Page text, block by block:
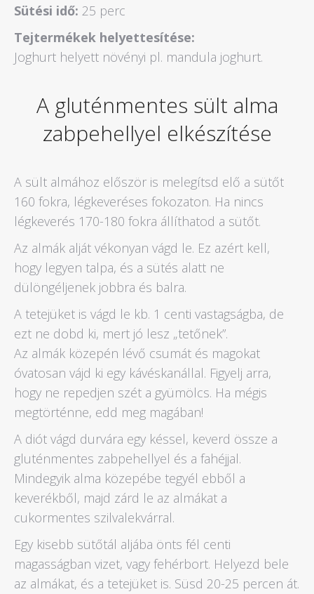
Sütési idő: 25 perc
Tejtermékek helyettesítése:
Joghurt helyett növényi pl. mandula joghurt.
A gluténmentes sült alma
zabpehellyel elkészítése
A sült almához először is melegítsd elő a sütőt
160 fokra, légkeveréses fokozaton. Ha nincs
légkeverés 170-180 fokra állíthatod a sütőt.
Az almák alját vékonyan vágd le. Ez azért kell,
hogy legyen talpa, és a sütés alatt ne
dülöngéljenek jobbra és balra.
A tetejüket is vágd le kb. 1 centi vastagságba, de
ezt ne dobd ki, mert jó lesz „tetőnek”.
Az almák közepén lévő csumát és magokat
óvatosan vájd ki egy kávéskanállal. Figyelj arra,
hogy ne repedjen szét a gyümölcs. Ha mégis
megtörténne, edd meg magában!
A diót vágd durvára egy késsel, keverd össze a
gluténmentes zabpehellyel és a fahéjjal.
Mindegyik alma közepébe tegyél ebből a
keverékből, majd zárd le az almákat a
cukormentes szilvalekvárral.
Egy kisebb sütőtál aljába önts fél centi
magasságban vizet, vagy fehérbort. Helyezd bele
az almákat, és a tetejüket is. Süsd 20-25 percen át.